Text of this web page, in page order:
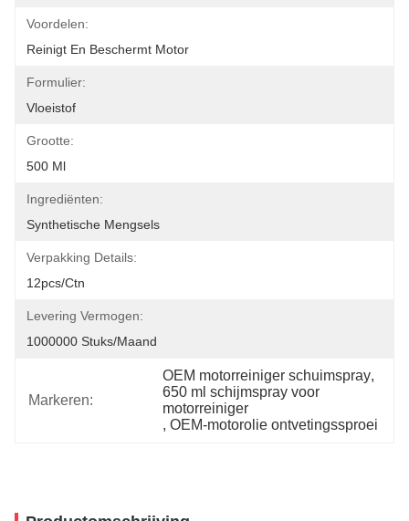
Voordelen:
Reinigt En Beschermt Motor
Formulier:
Vloeistof
Grootte:
500 Ml
Ingrediënten:
Synthetische Mengsels
Verpakking Details:
12pcs/ctn
Levering Vermogen:
1000000 Stuks/maand
Markeren:
OEM motorreiniger schuimspray,
650 ml schijmspray voor
motorreiniger
, OEM-motorolie ontvetingssproei